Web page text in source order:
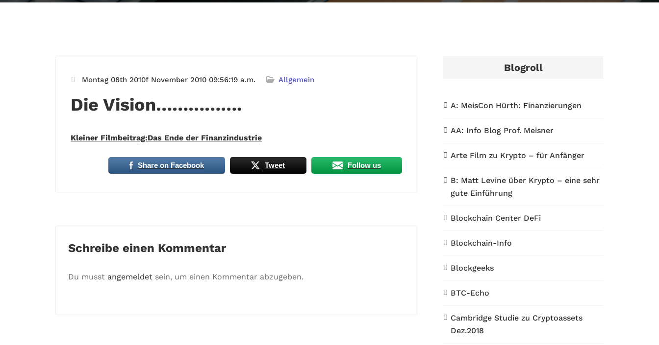
Montag 08th 2010f November 2010 09:56:19 a.m. Allgemein
Die Vision…………….
Kleiner Filmbeitrag:Das Ende der Finanzindustrie
Share on Facebook Tweet Follow us
Schreibe einen Kommentar
Du musst angemeldet sein, um einen Kommentar abzugeben.
Blogroll
A: MeisCon Hürth: Finanzierungen
AA: Info Blog Prof. Meisner
Arte Film zu Krypto – für Anfänger
B: Matt Levine über Krypto – eine sehr
gute Einführung
Blockchain Center DeFi
Blockchain-Info
Blockgeeks
BTC-Echo
Cambridge Studie zu Cryptoassets
Dez.2018